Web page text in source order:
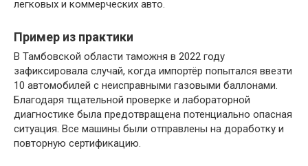
легковых и коммерческих авто.
Пример из практики
В Тамбовской области таможня в 2022 году
зафиксировала случай, когда импортёр попытался ввезти
10 автомобилей с неисправными газовыми баллонами.
Благодаря тщательной проверке и лабораторной
диагностике была предотвращена потенциально опасная
ситуация. Все машины были отправлены на доработку и
повторную сертификацию.